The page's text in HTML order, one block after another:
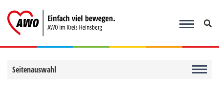
Inhalt
springen
Seitenauswahl